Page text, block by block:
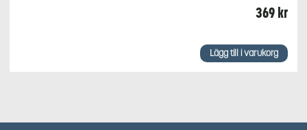
369kr
Lägg till i varukorg